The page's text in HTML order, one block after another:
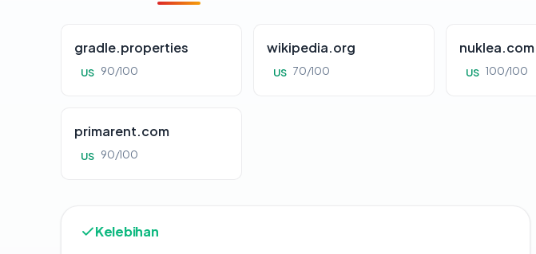
gradle.properties
US 90/100
wikipedia.org
US 70/100
nuklea.com
US 100/100
primarent.com
US 90/100
Kelebihan